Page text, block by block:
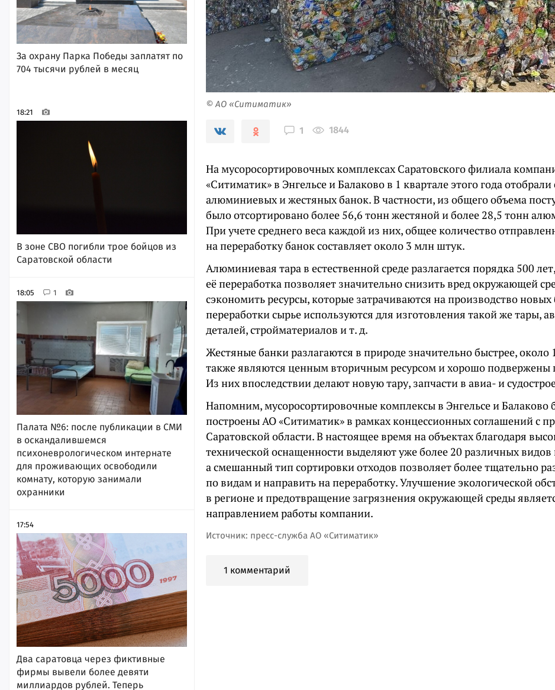
За охрану Парка Победы заплатят по
704 тысячи рублей в месяц
18:21
В зоне СВО погибли трое бойцов из
Саратовской области
18:05 1
Палата №6: после публикации в СМИ
в оскандалившемся
психоневрологическом интернате
для проживающих освободили
комнату, которую занимали
охранники
17:54
Два саратовца через фиктивные
фирмы вывели более девяти
миллиардов рублей. Теперь
© АО «Ситиматик»
1 1844
На мусоросортировочных комплексах Саратовского филиала
«Ситиматик» в Энгельсе и Балаково в 1 квартале этого года
алюминиевых и жестяных банок. В частности, из общего объема
было отсортировано более 56,6 тонн жестяной и более 28,5 тонн
При учете среднего веса каждой из них, общее количество
на переработку банок составляет около 3 млн штук.
Алюминиевая тара в естественной среде разлагается порядка 500 лет,
её переработка позволяет значительно снизить вред окружающей
сэкономить ресурсы, которые затрачиваются на производство новых
переработки сырье используются для изготовления такой же тары,
деталей, стройматериалов и т. д.
Жестяные банки разлагаются в природе значительно быстрее, около
также являются ценным вторичным ресурсом и хорошо подвержены
Из них впоследствии делают новую тару, запчасти в авиа- и
Напомним, мусоросортировочные комплексы в Энгельсе и Балаково
построены АО «Ситиматик» в рамках концессионных соглашений с
Саратовской области. В настоящее время на объектах благодаря
технической оснащенности выделяют уже более 20 различных видов
а смешанный тип сортировки отходов позволяет более тщательно
по видам и направить на переработку. Улучшение экологической
в регионе и предотвращение загрязнения окружающей среды
направлением работы компании.
Источник: пресс-служба АО «Ситиматик»
1 комментарий